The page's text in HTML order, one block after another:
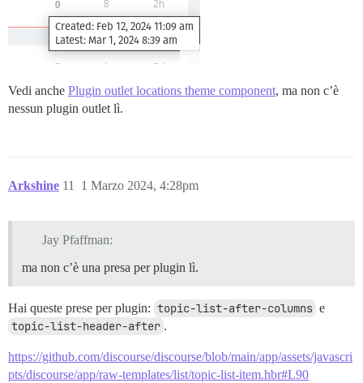
Vedi anche Plugin outlet locations theme component, ma non c’è
nessun plugin outlet lì.
Arkshine 1 Marzo 2024, 4:28pm
11
Jay Pfaffman:
ma non c’è una presa per plugin lì.
Hai queste prese per plugin: topic-list-after-columns e
topic-list-header-after .
https://github.com/discourse/discourse/blob/main/app/assets/javascri
pts/discourse/app/raw-templates/list/topic-list-item.hbr#L90